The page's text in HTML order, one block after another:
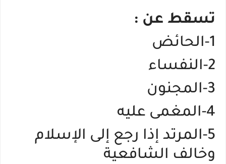
تسقط عن :
1-الحائض
2-النفساء
3-المجنون
4-المغمى عليه
5-المرتد إذا رجع إلى الإسلام
وخالف الشافعية